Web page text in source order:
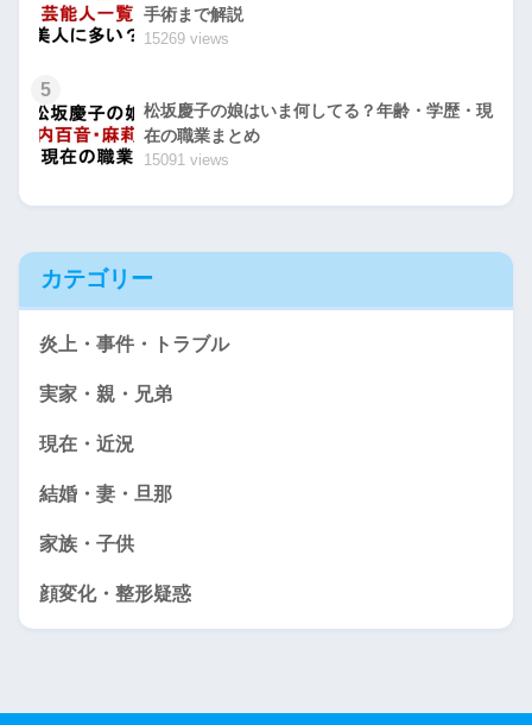
手術まで解説
15269 views
5
松坂慶子の娘はいま何してる？年齢・学歴・現
在の職業まとめ
15091 views
カテゴリー
炎上・事件・トラブル
実家・親・兄弟
現在・近況
結婚・妻・旦那
家族・子供
顔変化・整形疑惑